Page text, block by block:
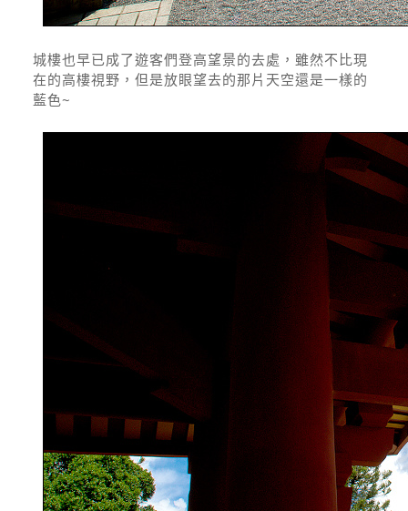
城樓也早已成了遊客們登高望景的去處，雖然不比現
在的高樓視野，但是放眼望去的那片天空還是一樣的
藍色~